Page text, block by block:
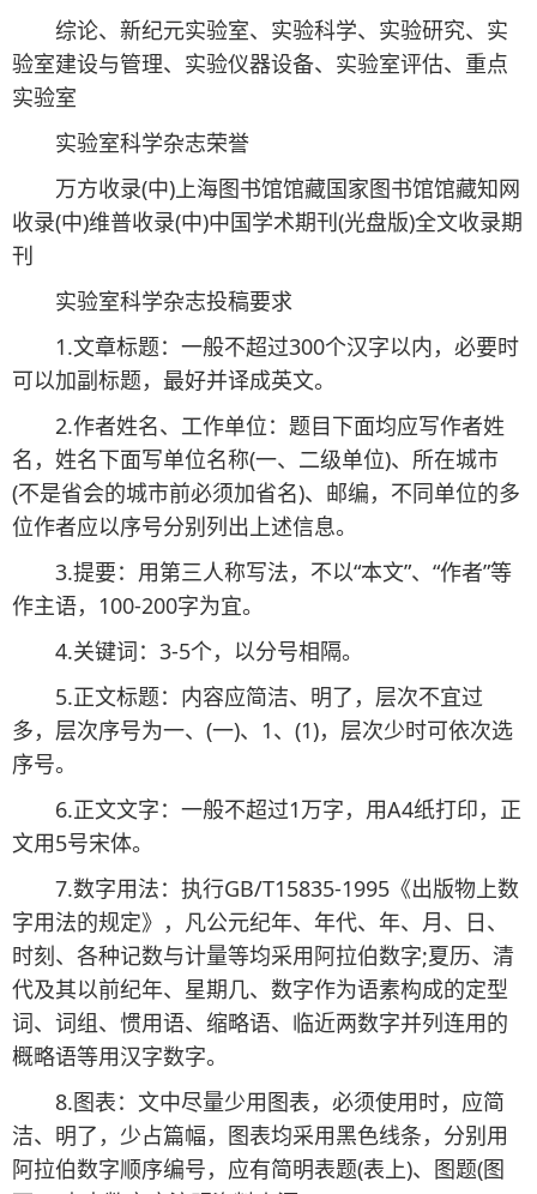
综论、新纪元实验室、实验科学、实验研究、实
验室建设与管理、实验仪器设备、实验室评估、重点
实验室
实验室科学杂志荣誉
万方收录(中)上海图书馆馆藏国家图书馆馆藏知网
收录(中)维普收录(中)中国学术期刊(光盘版)全文收录期
刊
实验室科学杂志投稿要求
1.文章标题：一般不超过300个汉字以内，必要时
可以加副标题，最好并译成英文。
2.作者姓名、工作单位：题目下面均应写作者姓
名，姓名下面写单位名称(一、二级单位)、所在城市
(不是省会的城市前必须加省名)、邮编，不同单位的多
位作者应以序号分别列出上述信息。
3.提要：用第三人称写法，不以“本文”、“作者”等
作主语，100-200字为宜。
4.关键词：3-5个，以分号相隔。
5.正文标题：内容应简洁、明了，层次不宜过
多，层次序号为一、(一)、1、(1)，层次少时可依次选
序号。
6.正文文字：一般不超过1万字，用A4纸打印，正
文用5号宋体。
7.数字用法：执行GB/T15835-1995《出版物上数
字用法的规定》，凡公元纪年、年代、年、月、日、
时刻、各种记数与计量等均采用阿拉伯数字;夏历、清
代及其以前纪年、星期几、数字作为语素构成的定型
词、词组、惯用语、缩略语、临近两数字并列连用的
概略语等用汉字数字。
8.图表：文中尽量少用图表，必须使用时，应简
洁、明了，少占篇幅，图表均采用黑色线条，分别用
阿拉伯数字顺序编号，应有简明表题(表上)、图题(图